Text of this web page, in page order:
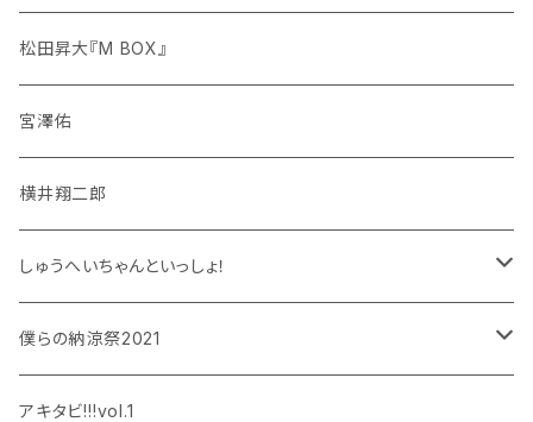
松田昇大『M BOX』
宮澤佑
横井翔二郎
しゅうへいちゃんといっしょ！
和泉宗兵
設楽銀河
僕らの納涼祭2021
和泉宗兵
アキタビ!!!vol.1